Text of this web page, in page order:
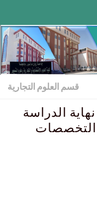
قسم العلوم التجارية
الدراسة
التخصصات